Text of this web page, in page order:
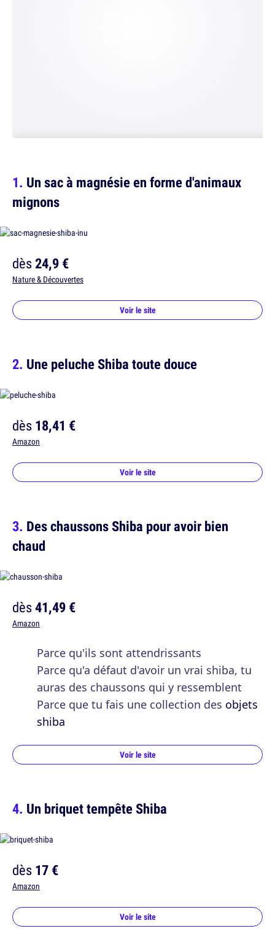
Un sac à magnésie en forme d'animaux
mignons
dès24,9 €
Nature & Découvertes
Voir le site
Une peluche Shiba toute douce
dès18,41 €
Amazon
Voir le site
Des chaussons Shiba pour avoir bien
chaud
dès41,49 €
Amazon
Parce qu'ils sont attendrissants
Parce qu'a défaut d'avoir un vrai shiba, tu
auras des chaussons qui y ressemblent
Parce que tu fais une collection des objets
shiba
Voir le site
Un briquet tempête Shiba
dès17 €
Amazon
Voir le site